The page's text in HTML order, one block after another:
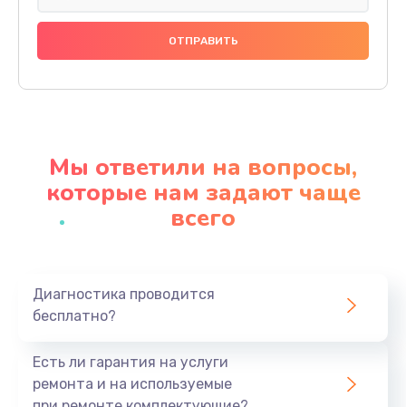
Мы ответили на вопросы,
которые нам задают чаще
всего
Диагностика проводится
бесплатно?
Есть ли гарантия на услуги
ремонта и на используемые